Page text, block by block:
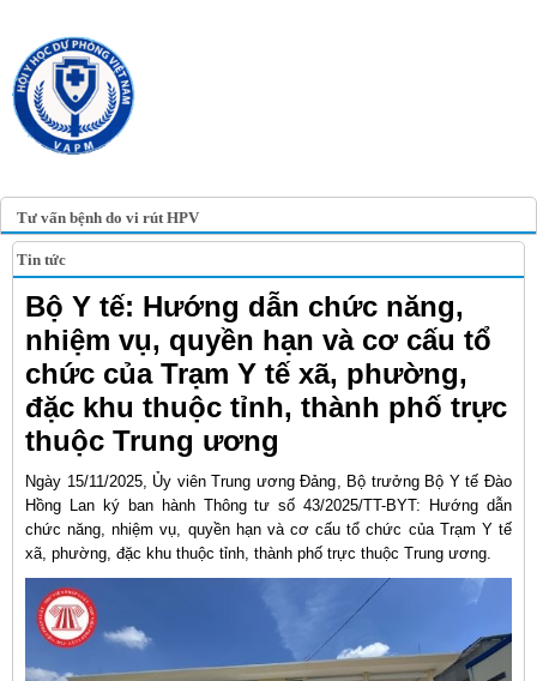
Tư vấn bệnh do vi rút HPV
Tin tức
Bộ Y tế: Hướng dẫn chức năng,
nhiệm vụ, quyền hạn và cơ cấu tổ
chức của Trạm Y tế xã, phường,
đặc khu thuộc tỉnh, thành phố trực
thuộc Trung ương
Ngày 15/11/2025, Ủy viên Trung ương Đảng, Bộ trưởng Bộ Y tế Đào
Hồng Lan ký ban hành Thông tư số 43/2025/TT-BYT: Hướng dẫn
chức năng, nhiệm vụ, quyền hạn và cơ cấu tổ chức của Trạm Y tế
xã, phường, đặc khu thuộc tỉnh, thành phố trực thuộc Trung ương.